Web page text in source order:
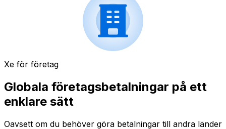
Xe för företag
Globala företagsbetalningar på ett
enklare sätt
Oavsett om du behöver göra betalningar till andra länder